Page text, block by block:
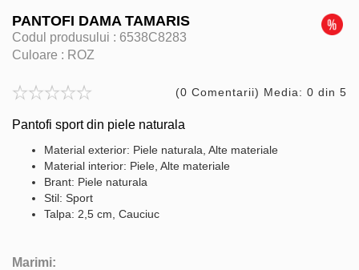
PANTOFI DAMA TAMARIS
Codul produsului : 6538C8283
Culoare : ROZ
(0 Comentarii) Media: 0 din 5
Pantofi sport din piele naturala
Material exterior: Piele naturala, Alte materiale
Material interior: Piele, Alte materiale
Brant: Piele naturala
Stil: Sport
Talpa: 2,5 cm, Cauciuc
Marimi: